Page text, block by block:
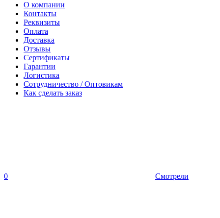
О компании
Контакты
Реквизиты
Оплата
Доставка
Отзывы
Сертификаты
Гарантии
Логистика
Сотрудничество / Оптовикам
Как сделать заказ
0 Смотрели